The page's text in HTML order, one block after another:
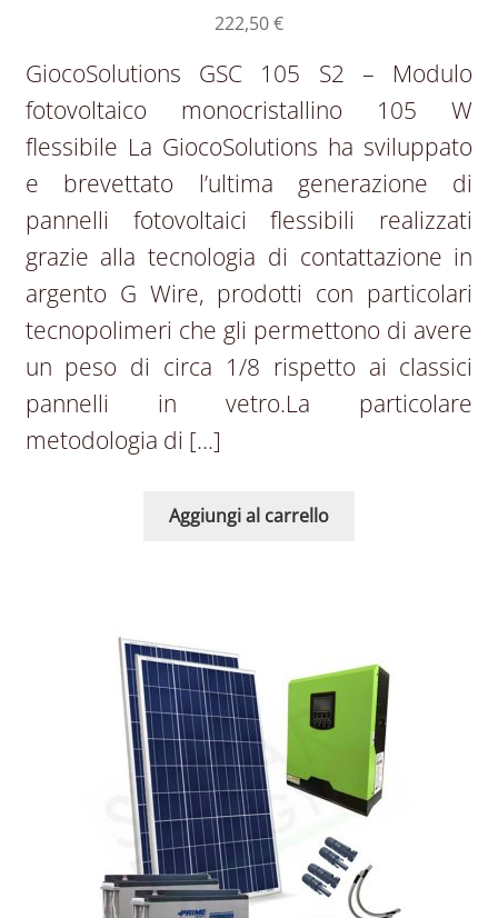
222,50€
GiocoSolutions GSC 105 S2 – Modulo
fotovoltaico monocristallino 105 W
flessibile La GiocoSolutions ha sviluppato
e brevettato l’ultima generazione di
pannelli fotovoltaici flessibili realizzati
grazie alla tecnologia di contattazione in
argento G Wire, prodotti con particolari
tecnopolimeri che gli permettono di avere
un peso di circa 1/8 rispetto ai classici
pannelli in vetro.La particolare
metodologia di […]
Aggiungi al carrello